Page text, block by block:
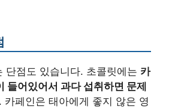
단점도 있습니다. 초콜릿에는 카
들어있어서 과다 섭취하면 문제
카페인은 태아에게 좋지 않은 영